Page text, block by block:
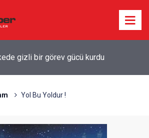
gizli bir görev gücü kurdu
Yol Bu Yoldur !